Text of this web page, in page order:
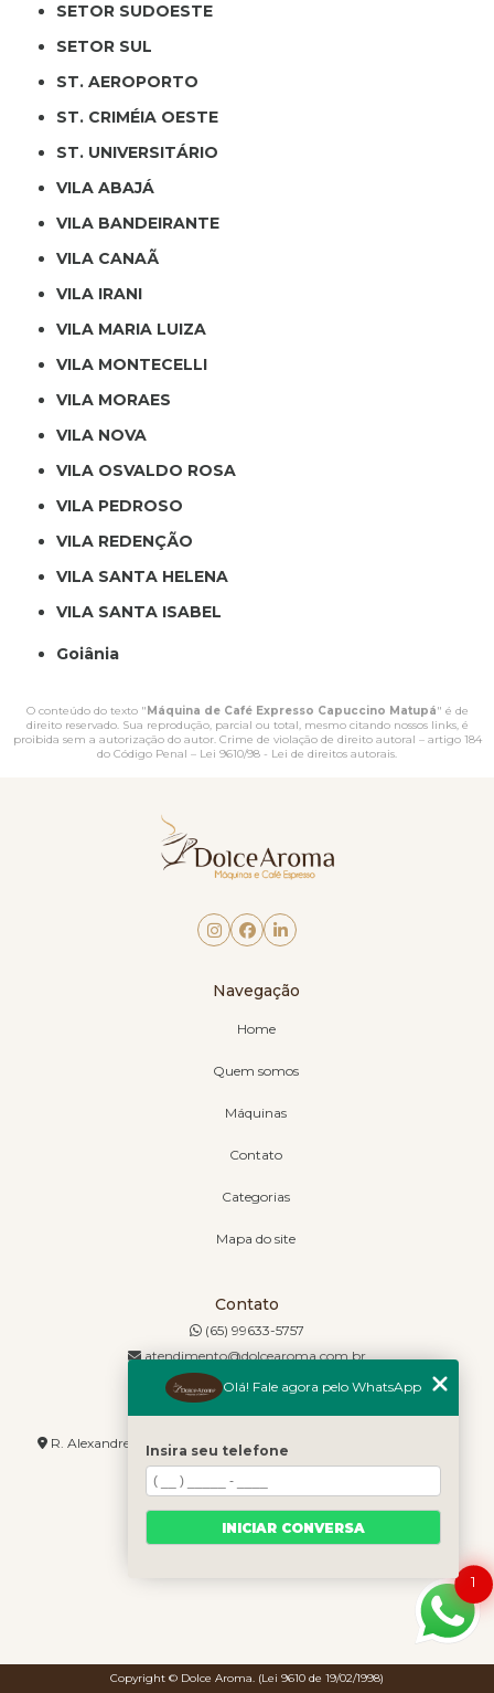
SETOR SUDOESTE
SETOR SUL
ST. AEROPORTO
ST. CRIMÉIA OESTE
ST. UNIVERSITÁRIO
VILA ABAJÁ
VILA BANDEIRANTE
VILA CANAÃ
VILA IRANI
VILA MARIA LUIZA
VILA MONTECELLI
VILA MORAES
VILA NOVA
VILA OSVALDO ROSA
VILA PEDROSO
VILA REDENÇÃO
VILA SANTA HELENA
VILA SANTA ISABEL
Goiânia
O conteúdo do texto " Máquina de Café Expresso Capuccino Matupá" é de
direito reservado. Sua reprodução, parcial ou total, mesmo citando nossos links, é
proibida sem a autorização do autor. Crime de violação de direito autoral – artigo 184
do Código Penal – Lei 9610/98 - Lei de direitos autorais.
Navegação
Home
Quem somos
Máquinas
Contato
Categorias
Mapa do site
Contato
(65) 99633-5757
atendimento@dolcearoma.com.br
Endereço
R. Alexandre de Barros, 1730 - Jordão - Cuiabá - MT - 78085-636
Copyright © Dolce Aroma. (Lei 9610 de 19/02/1998)
1
Olá! Fale agora pelo WhatsApp
Insira seu telefone
INICIAR CONVERSA